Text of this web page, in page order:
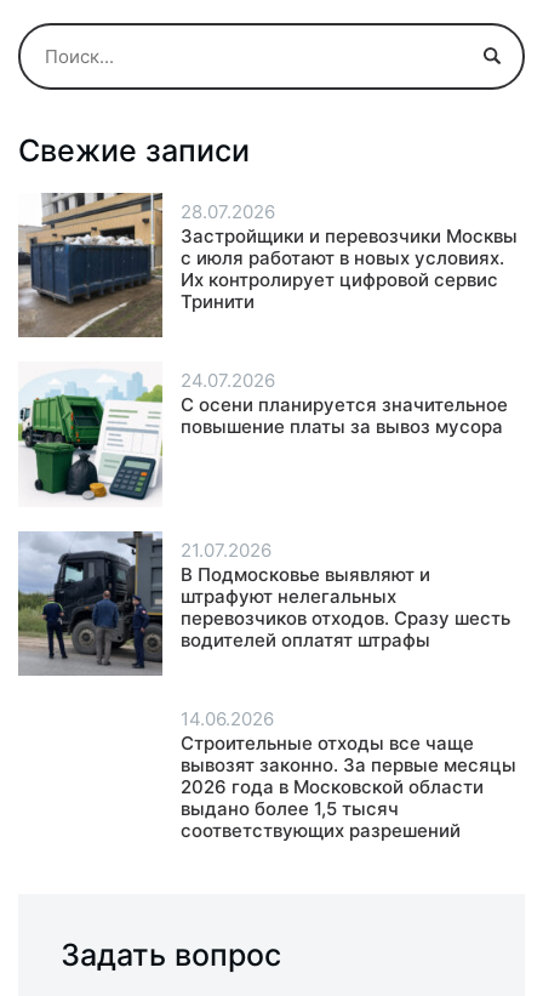
Свежие записи
28.07.2026
Застройщики и перевозчики Москвы
с июля работают в новых условиях.
Их контролирует цифровой сервис
Тринити
24.07.2026
С осени планируется значительное
повышение платы за вывоз мусора
21.07.2026
В Подмосковье выявляют и
штрафуют нелегальных
перевозчиков отходов. Сразу шесть
водителей оплатят штрафы
14.06.2026
Строительные отходы все чаще
вывозят законно. За первые месяцы
2026 года в Московской области
выдано более 1,5 тысяч
соответствующих разрешений
Задать вопрос